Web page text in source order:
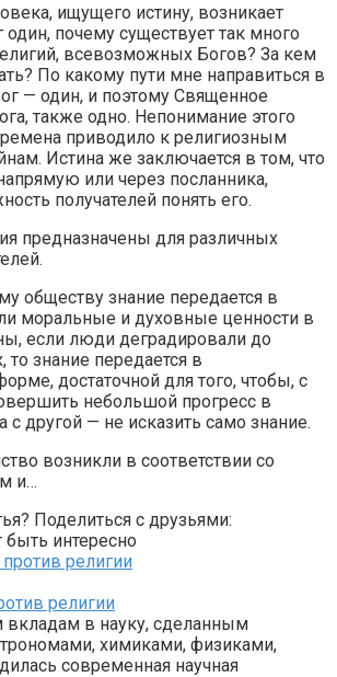
ищущего истину, возникает
один, почему существует так много
всевозможных Богов? За кем
По какому пути мне направиться в
— один, и поэтому Священное
также одно. Непонимание этого
приводило к религиозным
Истина же заключается в том, что
или через посланника,
получателей понять его.
предназначены для различных
обществу знание передается в
моральные и духовные ценности в
если люди деградировали до
знание передается в
достаточной для того, чтобы, с
небольшой прогресс в
с другой — не исказить само знание.
возникли в соответствии со
и…
Поделиться с друзьями:
интересно
религии
вкладам в науку, сделанным
химиками, физиками,
современная научная